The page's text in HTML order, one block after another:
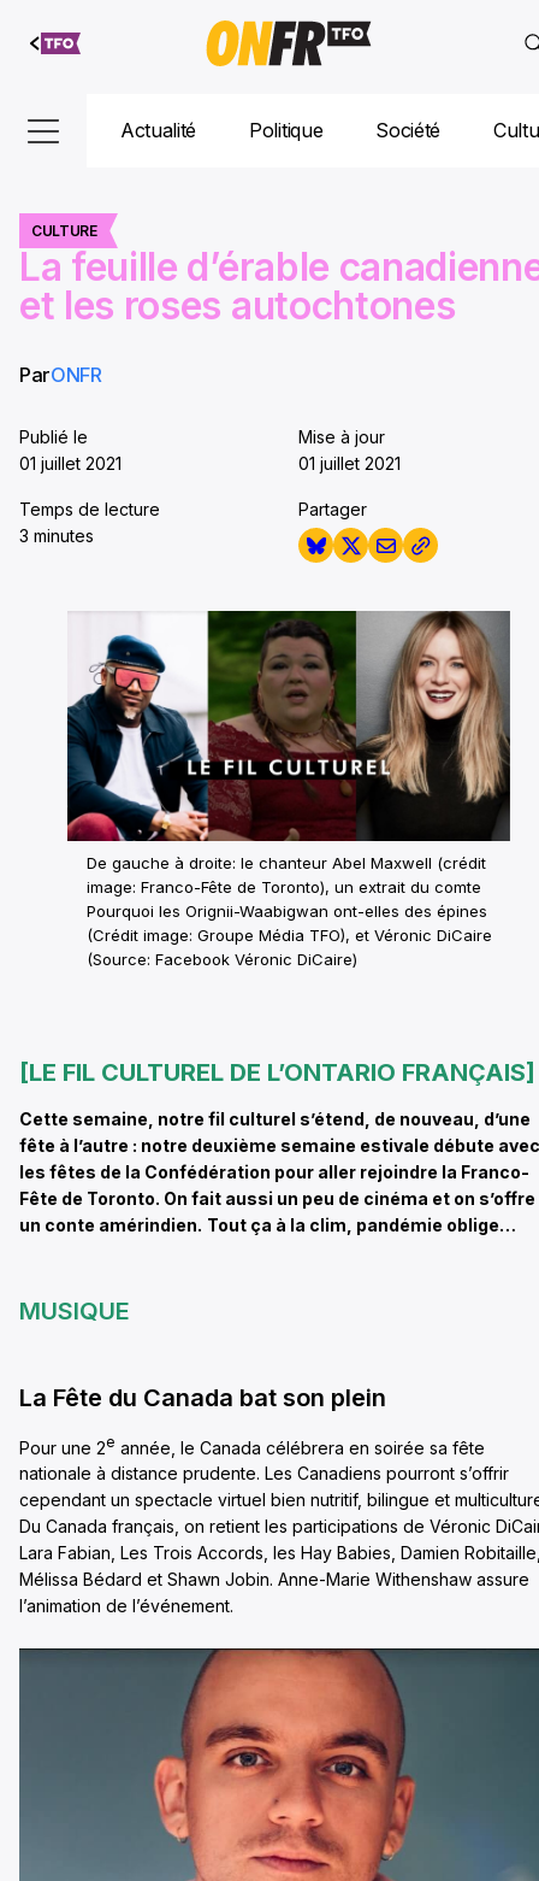
Aller au
contenu
Actualité Politique Société
CULTURE
La feuille d’érable
et les roses autochtones
ParONFR
Publié le
01 juillet 2021
Mise à jour
01 juillet 2021
Temps de lecture
3 minutes
Partager
De gauche à droite: le chanteur Abel Maxwell (crédit
image: Franco-Fête de Toronto), un extrait du comte
Pourquoi les Orignii-Waabigwan ont-elles des épines
(Crédit image: Groupe Média TFO), et Véronic DiCaire
(Source: Facebook Véronic DiCaire)
[LE FIL CULTUREL DE L’ONTARIO FRANÇAIS]
Cette semaine, notre fil culturel s’étend, de nouveau, d’une
fête à l’autre : notre deuxième semaine estivale débute avec
les fêtes de la Confédération pour aller rejoindre la Franco-
Fête de Toronto. On fait aussi un peu de cinéma et on s’offre
un conte amérindien. Tout ça à la clim, pandémie oblige…
MUSIQUE
La Fête du Canada bat son plein
Pour une 2e année, le Canada célébrera en soirée sa fête
nationale à distance prudente. Les Canadiens pourront s’offrir
cependant un spectacle virtuel bien nutritif, bilingue et
Du Canada français, on retient les participations de Véronic
Lara Fabian, Les Trois Accords, les Hay Babies, Damien
Mélissa Bédard et Shawn Jobin. Anne-Marie Withenshaw assure
l’animation de l’événement.